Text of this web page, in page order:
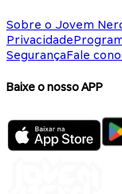
Sobre o Jovem
Privacidade
SegurançaFale
Baixe o nosso APP